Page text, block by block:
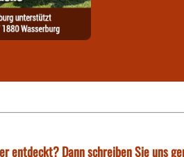
entdeckt? Dann schreiben Sie uns